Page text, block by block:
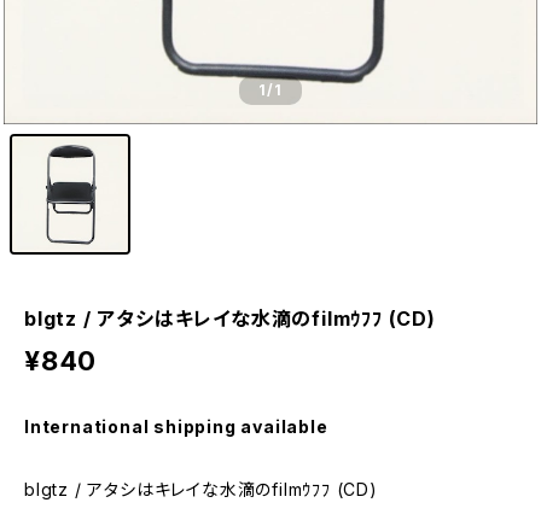
1/1
blgtz / アタシはキレイな水滴のfilmｳﾌﾌ (CD)
¥840
International shipping available
blgtz / アタシはキレイな水滴のfilmｳﾌﾌ (CD)